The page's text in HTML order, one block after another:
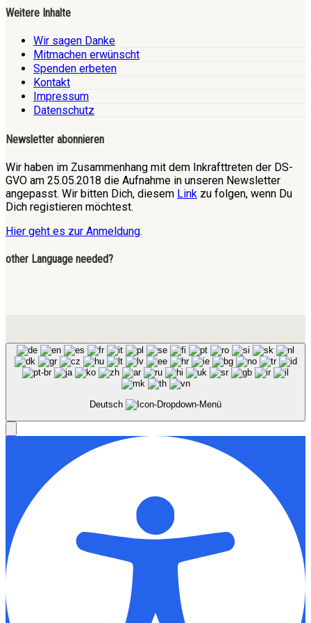
Weitere Inhalte
Wir sagen Danke
Mitmachen erwünscht
Spenden erbeten
Kontakt
Impressum
Datenschutz
Newsletter abonnieren
Wir haben im Zusammenhang mit dem Inkrafttreten der DS-
GVO am 25.05.2018 die Aufnahme in unseren Newsletter
angepasst. Wir bitten Dich, diesem Link zu folgen, wenn Du
Dich registieren möchtest.
Hier geht es zur Anmeldung.
other Language needed?
Deutsch